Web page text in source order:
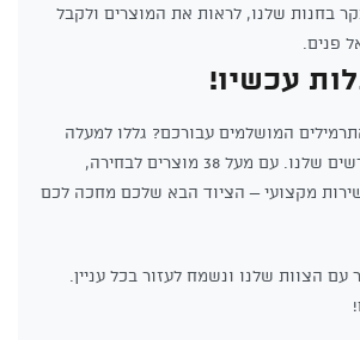
בחנות שלנו, לראות את המוצרים ולקבל
פנים.
עכשיו!
המושלמים עבורכם? גללו למעלה
וגלו את המבחר המרשים שלנו. עם מעל 38 מוצרים לבחירה,
מקצועי – הציוד הבא שלכם מחכה לכם
הצוות שלנו ונשמח לעזור בכל עניין.